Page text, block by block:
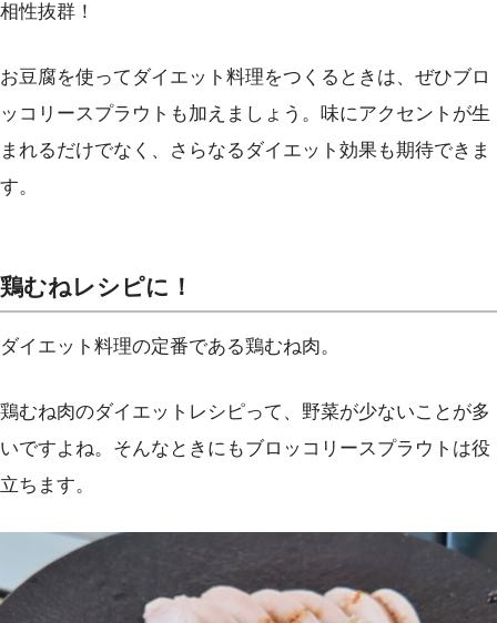
相性抜群！
お豆腐を使ってダイエット料理をつくるときは、ぜひブロ
ッコリースプラウトも加えましょう。味にアクセントが生
まれるだけでなく、さらなるダイエット効果も期待できま
す。
鶏むねレシピに！
ダイエット料理の定番である鶏むね肉。
鶏むね肉のダイエットレシピって、野菜が少ないことが多
いですよね。そんなときにもブロッコリースプラウトは役
立ちます。